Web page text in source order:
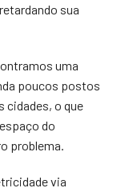
sua
uma
poucos postos
cidades, o que
do
problema.
via